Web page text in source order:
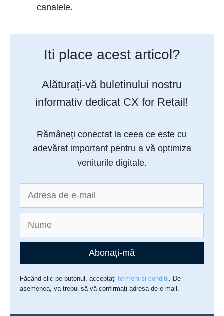
canalele.
Iti place acest articol?
Alăturați-vă buletinului nostru
informativ dedicat CX for Retail!
Rămâneți conectat la ceea ce este cu
adevărat important pentru a vă optimiza
veniturile digitale.
Abonați-mă
Făcând clic pe butonul, acceptațitermeni si conditii. De
asemenea, va trebui să vă confirmați adresa de e-mail.